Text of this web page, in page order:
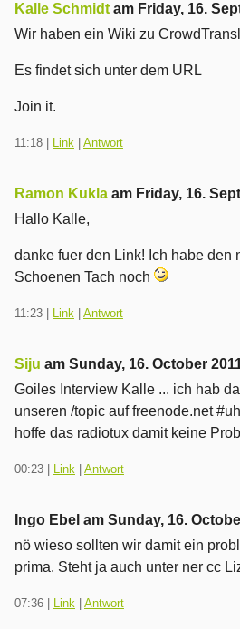
Kalle Schmidt am Friday, 16.
Wir haben ein Wiki zu
Es findet sich unter dem URL
Join it.
11:18 Link Antwort
Ramon Kukla am Friday, 16.
Hallo Kalle,
danke fuer den Link! Ich habe den
Schoenen Tach noch
11:23 Link Antwort
Siju am Sunday, 16. October
Goiles Interview Kalle ... ich hab
unseren /topic auf freenode.net
hoffe das radiotux damit keine
00:23 Link Antwort
Ingo Ebel am Sunday, 16.
nö wieso sollten wir damit ein
prima. Steht ja auch unter ner cc
07:36 Link Antwort